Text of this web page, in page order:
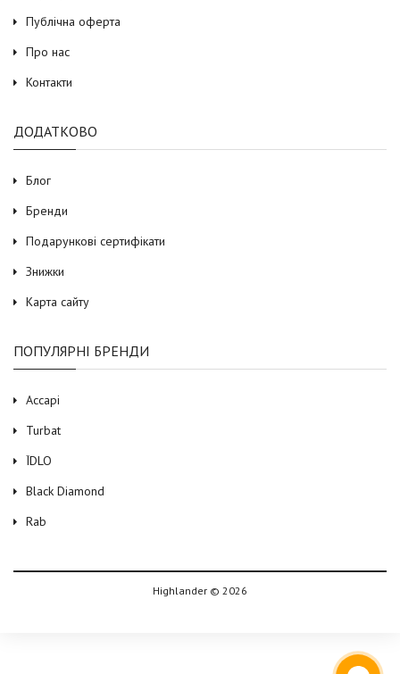
Публічна оферта
Про нас
Контакти
ДОДАТКОВО
Блог
Бренди
Подарункові сертифікати
Знижки
Карта сайту
ПОПУЛЯРНІ БРЕНДИ
Accapi
Turbat
ЇDLO
Black Diamond
Rab
Highlander © 2026